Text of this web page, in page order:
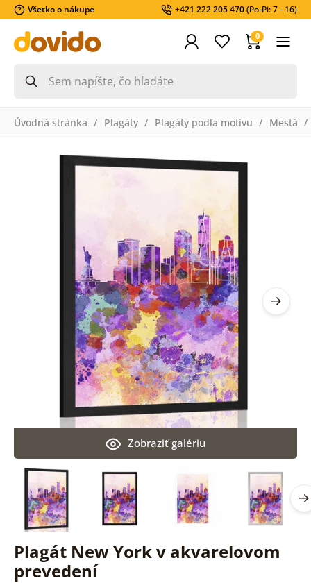
Všetko o nákupe +421 222 205 470(Po-Pi: 7 - 16)
0
Úvodná stránka Plagáty Plagáty podľa motívu Mestá
Plagát New York v akvarelovom
prevedení
Zobraziť galériu